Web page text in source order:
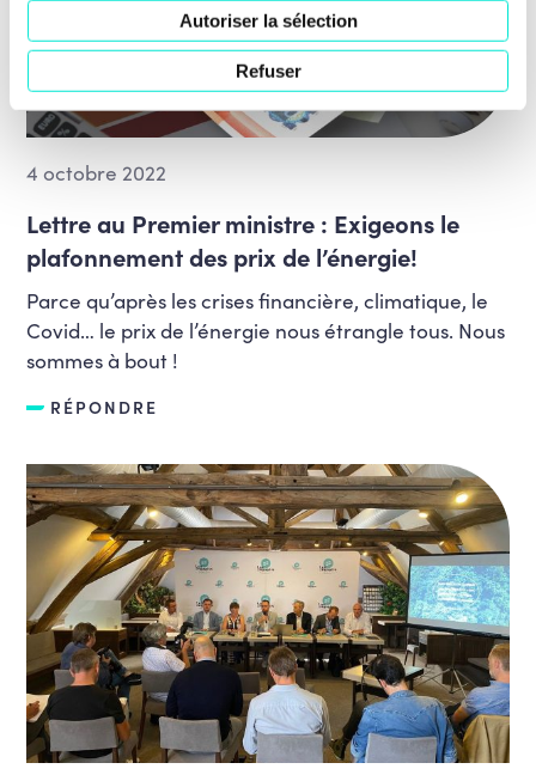
Autoriser la sélection
Refuser
4 octobre 2022
Lettre au Premier ministre : Exigeons le
plafonnement des prix de l’énergie!
Parce qu’après les crises financière, climatique, le
Covid… le prix de l’énergie nous étrangle tous. Nous
sommes à bout !
RÉPONDRE